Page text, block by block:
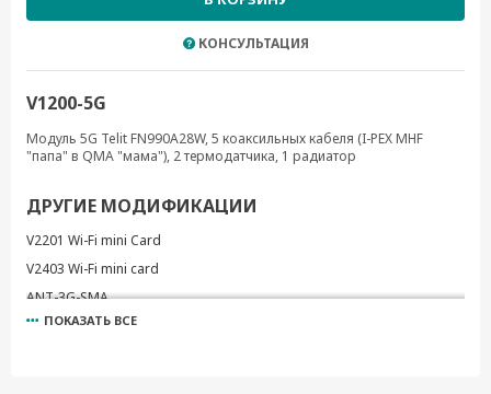
КОНСУЛЬТАЦИЯ
V1200-5G
Модуль 5G Telit FN990A28W, 5 коаксильных кабеля (I-PEX MHF
"папа" в QMA "мама"), 2 термодатчика, 1 радиатор
ДРУГИЕ МОДИФИКАЦИИ
V2201 Wi-Fi mini Card
V2403 Wi-Fi mini card
ANT-3G-SMA
V2400-LTECat4-EMEA
ПОКАЗАТЬ ВСЕ